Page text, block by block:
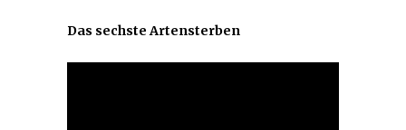
Das sechste Artensterben